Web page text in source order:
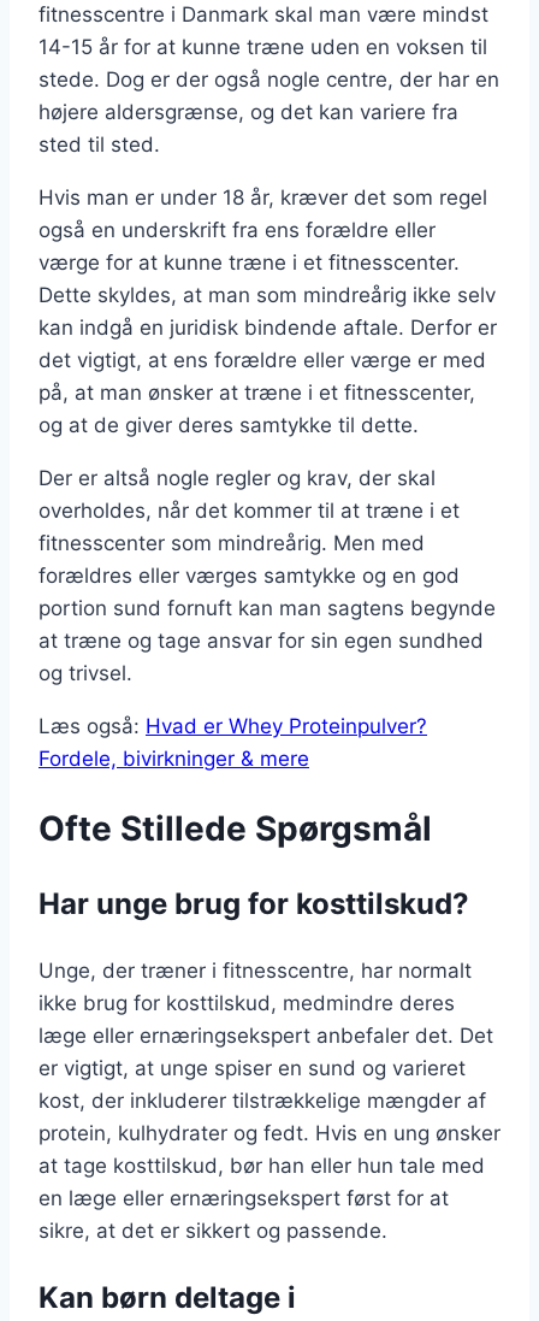
fitnesscentre i Danmark skal man være mindst
14-15 år for at kunne træne uden en voksen til
stede. Dog er der også nogle centre, der har en
højere aldersgrænse, og det kan variere fra
sted til sted.
Hvis man er under 18 år, kræver det som regel
også en underskrift fra ens forældre eller
værge for at kunne træne i et fitnesscenter.
Dette skyldes, at man som mindreårig ikke selv
kan indgå en juridisk bindende aftale. Derfor er
det vigtigt, at ens forældre eller værge er med
på, at man ønsker at træne i et fitnesscenter,
og at de giver deres samtykke til dette.
Der er altså nogle regler og krav, der skal
overholdes, når det kommer til at træne i et
fitnesscenter som mindreårig. Men med
forældres eller værges samtykke og en god
portion sund fornuft kan man sagtens begynde
at træne og tage ansvar for sin egen sundhed
og trivsel.
Læs også: Hvad er Whey Proteinpulver?
Fordele, bivirkninger & mere
Ofte Stillede Spørgsmål
Har unge brug for kosttilskud?
Unge, der træner i fitnesscentre, har normalt
ikke brug for kosttilskud, medmindre deres
læge eller ernæringsekspert anbefaler det. Det
er vigtigt, at unge spiser en sund og varieret
kost, der inkluderer tilstrækkelige mængder af
protein, kulhydrater og fedt. Hvis en ung ønsker
at tage kosttilskud, bør han eller hun tale med
en læge eller ernæringsekspert først for at
sikre, at det er sikkert og passende.
Kan børn deltage i